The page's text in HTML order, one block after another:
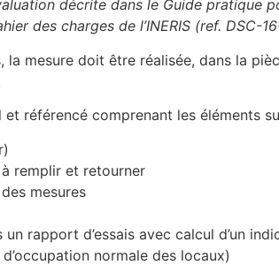
décrite dans le Guide pratique
des charges de l’INERIS (ref. DSC-
la mesure doit être réalisée, dans la
référencé comprenant les éléments
remplir et retourner
mesures
un rapport d’essais avec calcul d’un
normale des locaux)